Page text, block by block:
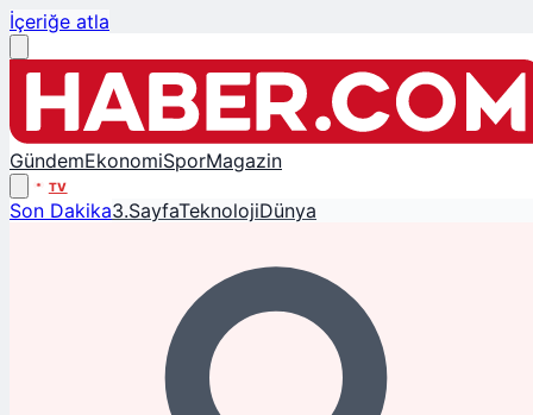
İçeriğe atla
GündemEkonomiSporMagazin
TV
Son Dakika3.SayfaTeknolojiDünya